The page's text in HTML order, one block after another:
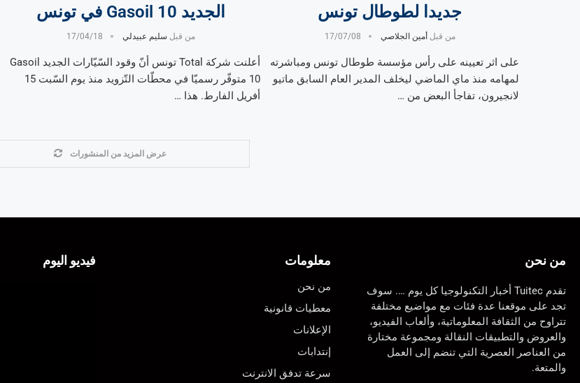
جديدا لطوطال تونس
من قبل أمين الجلاصي 17/07/08
على اثر تعيينه على رأس مؤسسة طوطال تونس ومباشرته
لمهامه منذ ماي الماضي ليخلف المدير العام السابق ماتيو
لانجيرون، تفاجأ البعض من …
الجديد Gasoil 10 في تونس
من قبل سليم عبيدلي 17/04/18
أعلنت شركة Total تونس أنّ وقود السّيّارات الجديد Gasoil
10 متوفّر رسميّا في محطّات التّزويد منذ يوم السّبت 15
أفريل الفارط. هذا …
عرض المزيد من المنشورات
من نحن
تقدم Tuitec أخبار التكنولوجيا كل يوم …. سوف
تجد على موقعنا عدة فئات مع مواضيع مختلفة
تتراوح من الثقافة المعلوماتية، وألعاب الفيديو،
والعروض والتطبيقات النقالة ومجموعة مختارة
من العناصر العصرية التي تنضم إلى العمل
والمتعة.
معلومات
من نحن
معطيات قانونية
الإعلانات
إنتدابات
سرعة تدفق الانترنت
فيديو اليوم